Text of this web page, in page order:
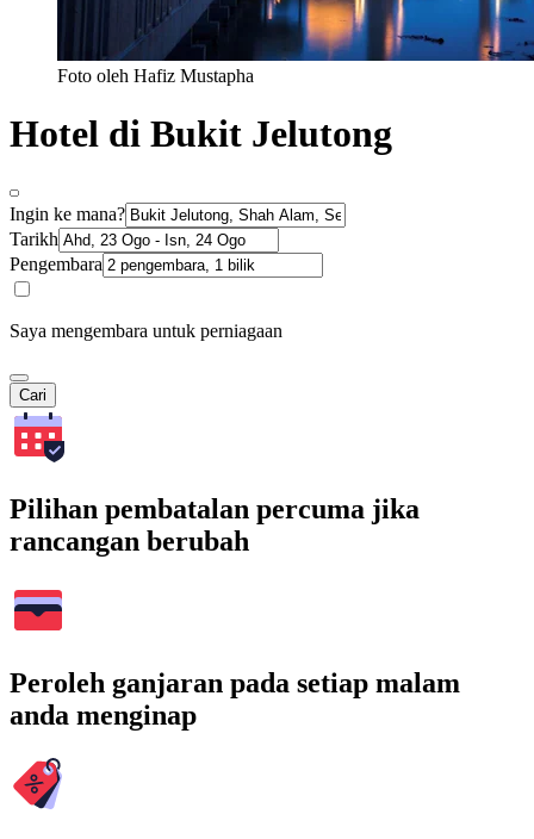
Foto oleh Hafiz Mustapha
Hotel di Bukit Jelutong
Ingin ke mana?
Tarikh
Pengembara
Saya mengembara untuk perniagaan
Cari
Pilihan pembatalan percuma jika
rancangan berubah
Peroleh ganjaran pada setiap malam
anda menginap